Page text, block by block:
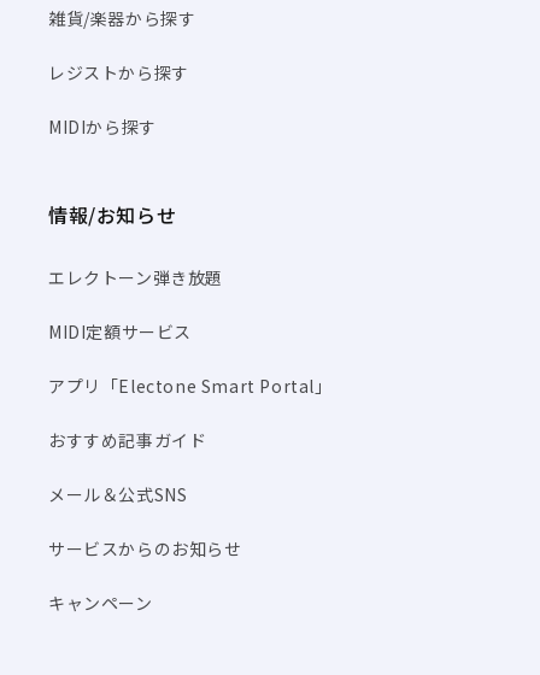
雑貨/楽器から探す
レジストから探す
MIDIから探す
情報/お知らせ
エレクトーン弾き放題
MIDI定額サービス
アプリ「Electone Smart Portal」
おすすめ記事ガイド
メール＆公式SNS
サービスからのお知らせ
キャンペーン